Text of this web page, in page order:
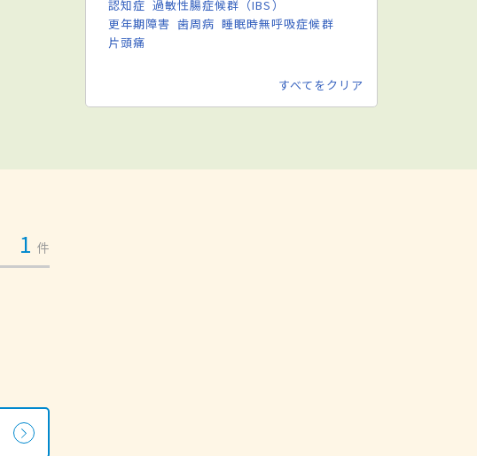
認知症 過敏性腸症候群（IBS）
更年期障害 歯周病 睡眠時無呼吸症候群
片頭痛
すべてをクリア
1 件